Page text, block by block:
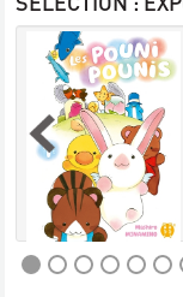
THE
PROMISED
NEVERLAND.
SOUS
CONTRÔLE
Livre
Shirai,
Kaiu